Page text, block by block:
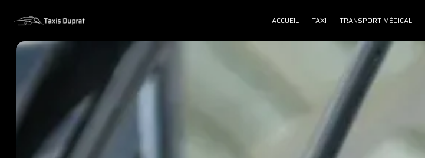
ACCUEIL TAXI TRANSPORT MÉDICAL